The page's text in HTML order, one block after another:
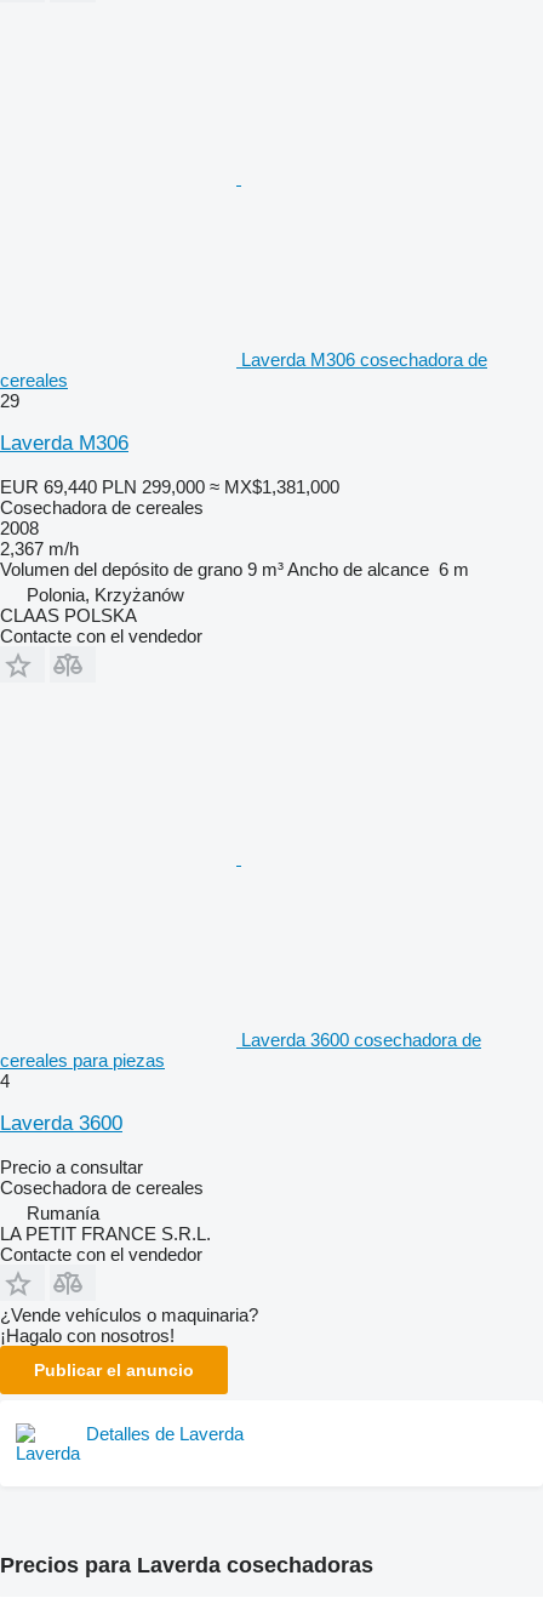
Laverda M306 cosechadora de
cereales
29
Laverda M306
EUR 69,440 PLN 299,000 ≈ MX$1,381,000
Cosechadora de cereales
2008
2,367 m/h
Volumen del depósito de grano 9 m³Ancho de alcance 6 m
Polonia, Krzyżanów
CLAAS POLSKA
Contacte con el vendedor
Laverda 3600 cosechadora de
cereales para piezas
4
Laverda 3600
Precio a consultar
Cosechadora de cereales
Rumanía
LA PETIT FRANCE S.R.L.
Contacte con el vendedor
¿Vende vehículos o maquinaria?
¡Hagalo con nosotros!
Publicar el anuncio
Detalles de Laverda
Precios para Laverda cosechadoras